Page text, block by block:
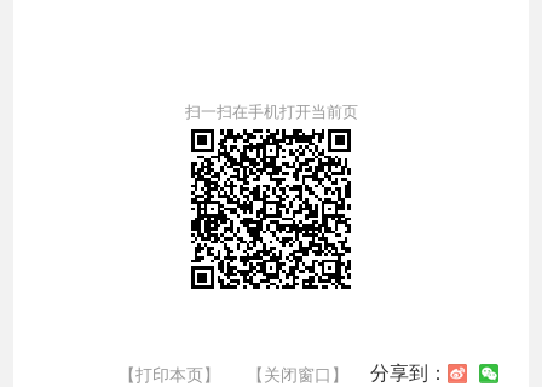
扫一扫在手机打开当前页
【打印本页】 【关闭窗口】 分享到：